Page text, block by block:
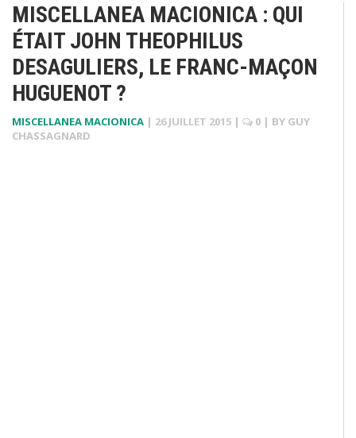
MISCELLANEA MACIONICA : QUI
ÉTAIT JOHN THEOPHILUS
DESAGULIERS, LE FRANC-MAÇON
HUGUENOT ?
MISCELLANEA MACIONICA | 26 JUILLET 2015 | 0 | BY GUY
CHASSAGNARD